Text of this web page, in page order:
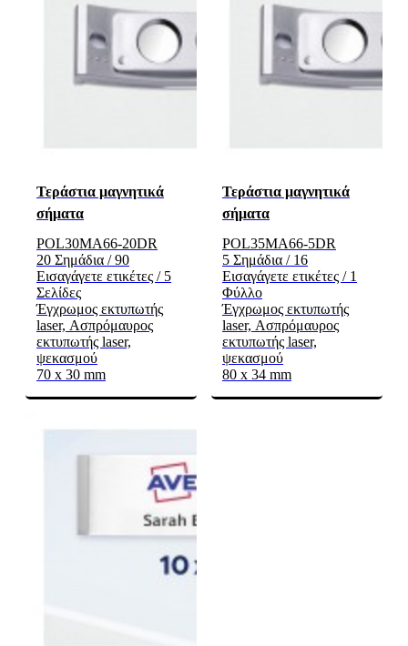
Τεράστια μαγνητικά
σήματα
POL30MA66-20DR
20 Σημάδια / 90
Εισαγάγετε ετικέτες / 5
Σελίδες
Έγχρωμος εκτυπωτής
laser, Ασπρόμαυρος
εκτυπωτής laser,
ψεκασμού
70 x 30 mm
Τεράστια μαγνητικά
σήματα
POL35MA66-5DR
5 Σημάδια / 16
Εισαγάγετε ετικέτες / 1
Φύλλο
Έγχρωμος εκτυπωτής
laser, Ασπρόμαυρος
εκτυπωτής laser,
ψεκασμού
80 x 34 mm